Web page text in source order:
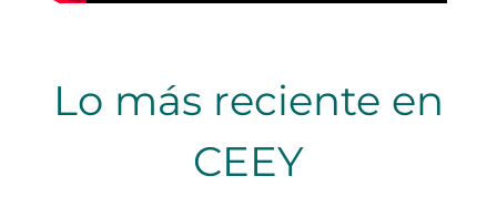
Lo más reciente en
CEEY